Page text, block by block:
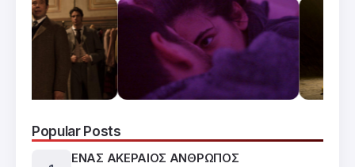
Popular Posts
ΕΝΑΣ ΑΚΕΡΑΙΟΣ ΑΝΘΡΩΠΟΣ